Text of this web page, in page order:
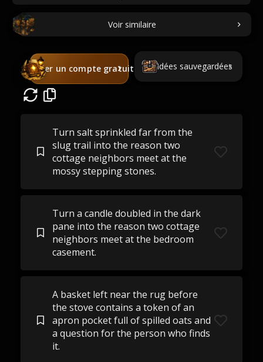
Voir similaire
Créer un compte gratuit Idées sauvegardées
Turn salt sprinkled far from the
slug trail into the reason two
cottage neighbors meet at the
mossy stepping stones.
Turn a candle doubled in the dark
pane into the reason two cottage
neighbors meet at the bedroom
casement.
A basket left near the rug before
the stove contains a token of an
apron pocket full of spilled oats and
a question for the person who finds
it.